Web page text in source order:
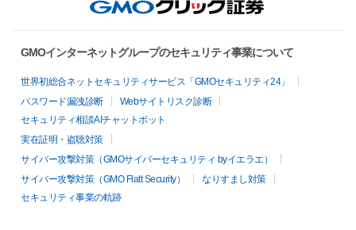
GMOインターネットグループのセキュリティ事業について
世界初総合ネットセキュリティサービス「GMOセキュリティ24」
パスワード漏洩診断
Webサイトリスク診断
セキュリティ相談AIチャットボット
実在証明・盗聴対策
サイバー攻撃対策（GMOサイバーセキュリティ byイエラエ）
サイバー攻撃対策（GMO Flatt Security）
なりすまし対策
セキュリティ事業の軌跡